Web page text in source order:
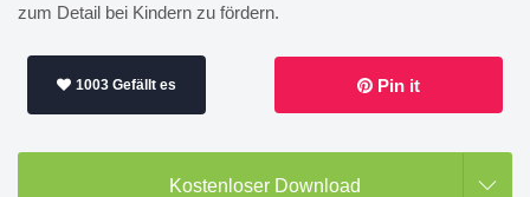
zum Detail bei Kindern zu fördern.
1003 Gefällt es Pin it
Kostenloser Download